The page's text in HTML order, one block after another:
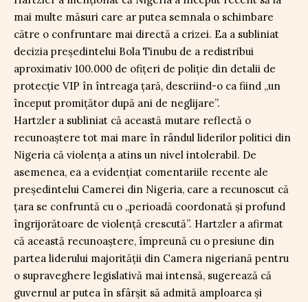
mai multe măsuri care ar putea semnala o schimbare
către o confruntare mai directă a crizei. Ea a subliniat
decizia președintelui Bola Tinubu de a redistribui
aproximativ 100.000 de ofițeri de poliție din detalii de
protecție VIP în întreaga țară, descriind-o ca fiind „un
început promițător după ani de neglijare”.
Hartzler a subliniat că această mutare reflectă o
recunoaștere tot mai mare în rândul liderilor politici din
Nigeria că violența a atins un nivel intolerabil. De
asemenea, ea a evidențiat comentariile recente ale
președintelui Camerei din Nigeria, care a recunoscut că
țara se confruntă cu o „perioadă coordonată și profund
îngrijorătoare de violență crescută”. Hartzler a afirmat
că această recunoaștere, împreună cu o presiune din
partea liderului majorității din Camera nigeriană pentru
o supraveghere legislativă mai intensă, sugerează că
guvernul ar putea în sfârșit să admită amploarea și